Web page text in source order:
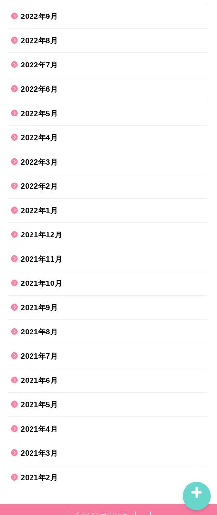
2022年9月
2022年8月
2022年7月
2022年6月
2022年5月
2022年4月
2022年3月
2022年2月
2022年1月
2021年12月
2021年11月
2021年10月
2021年9月
2021年8月
2021年7月
2021年6月
2021年5月
2021年4月
2021年3月
2021年2月